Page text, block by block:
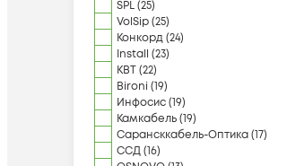
SPL(25)
VolSip(25)
Конкорд(24)
Install (23)
КВТ(22)
Bironi (19)
Инфосис(19)
Камкабель(19)
Сарансккабель-Оптика(17)
ССД(16)